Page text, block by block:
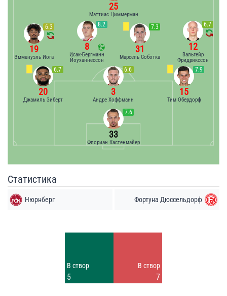
7.6
33
Флориан Кастенмайер
6.7
20
Джамиль Зиберт
6.6
3
Андре Хоффманн
7.9
15
Тим Обердорф
6.3
19
Эммануэль Иога
8.2
8
Исак-Бергманн
Йоуханнессон
7.3
31
Марсель Соботка
6.7
12
Вальгейр
Фридрикссон
25
Маттиас Циммерман
Статистика
Нюрнберг Фортуна Дюссельдорф
В створ
5
В створ
7